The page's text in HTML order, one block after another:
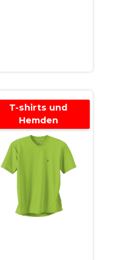
T-shirts und
Hemden